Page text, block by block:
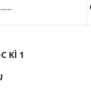
KÌ 1